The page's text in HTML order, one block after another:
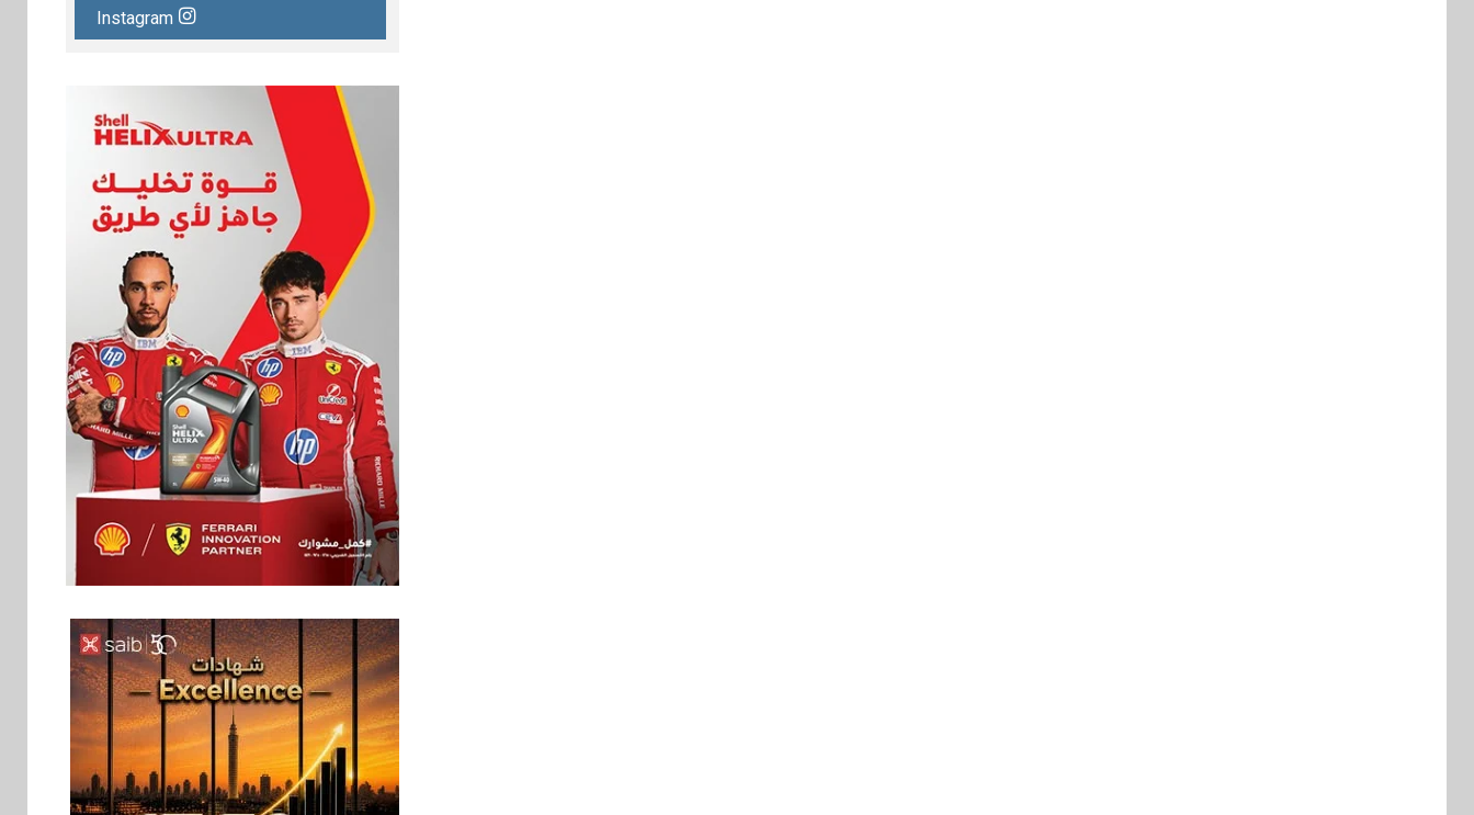
Instagram
6 بنوك
ربح في النصف الأول
2026
7
اخبار
غرفة القاهرة تنظم
ندوة إلكترونية لدعم
الصادرات وتحقيق
مستهدفات رؤية مصر
2030